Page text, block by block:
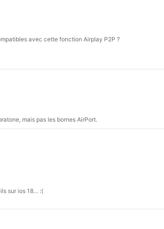
avec cette fonction Airplay P2P ?
mais pas les bornes AirPort.
sur ios 18… :(